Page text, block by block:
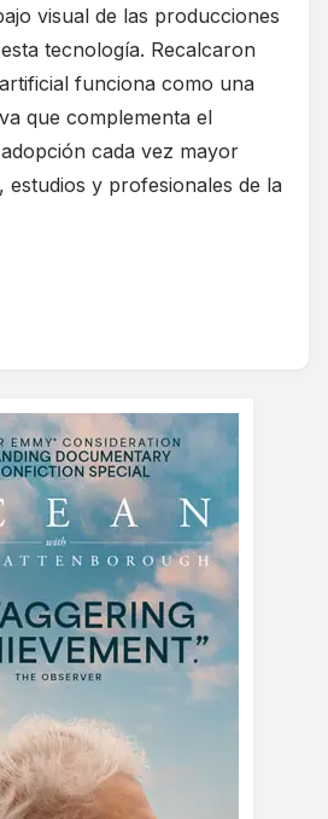
visual de las producciones
tecnología. Recalcaron
funciona como una
que complementa el
cada vez mayor
y profesionales de la